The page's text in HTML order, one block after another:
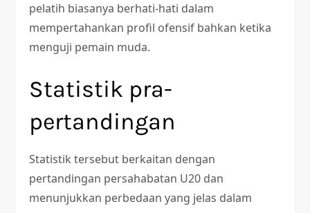
pelatih biasanya berhati-hati dalam
mempertahankan profil ofensif bahkan ketika
menguji pemain muda.
Statistik pra-
pertandingan
Statistik tersebut berkaitan dengan
pertandingan persahabatan U20 dan
menunjukkan perbedaan yang jelas dalam